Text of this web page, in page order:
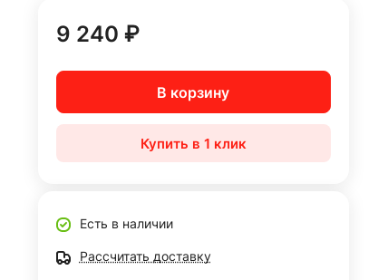
9 240 ₽
В корзину
Купить в 1 клик
Есть в наличии
Рассчитать доставку